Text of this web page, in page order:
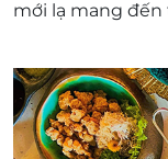
mới lạ mang